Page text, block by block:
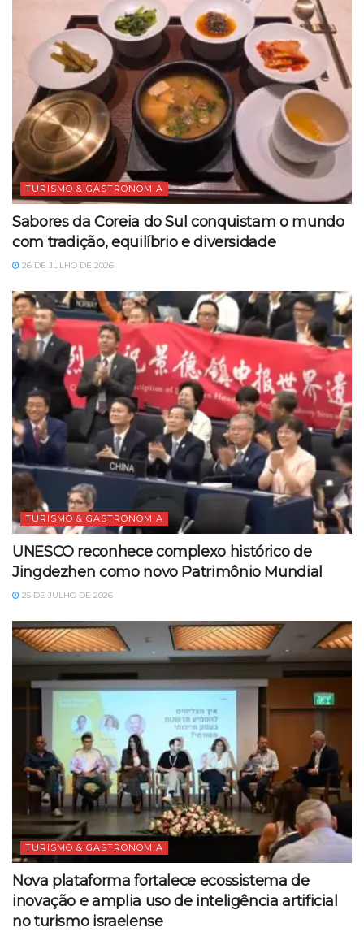
TURISMO & GASTRONOMIA
Sabores da Coreia do Sul conquistam o mundo
com tradição, equilíbrio e diversidade
26 DE JULHO DE 2026
TURISMO & GASTRONOMIA
UNESCO reconhece complexo histórico de
Jingdezhen como novo Patrimônio Mundial
25 DE JULHO DE 2026
TURISMO & GASTRONOMIA
Nova plataforma fortalece ecossistema de
inovação e amplia uso de inteligência artificial
no turismo israelense